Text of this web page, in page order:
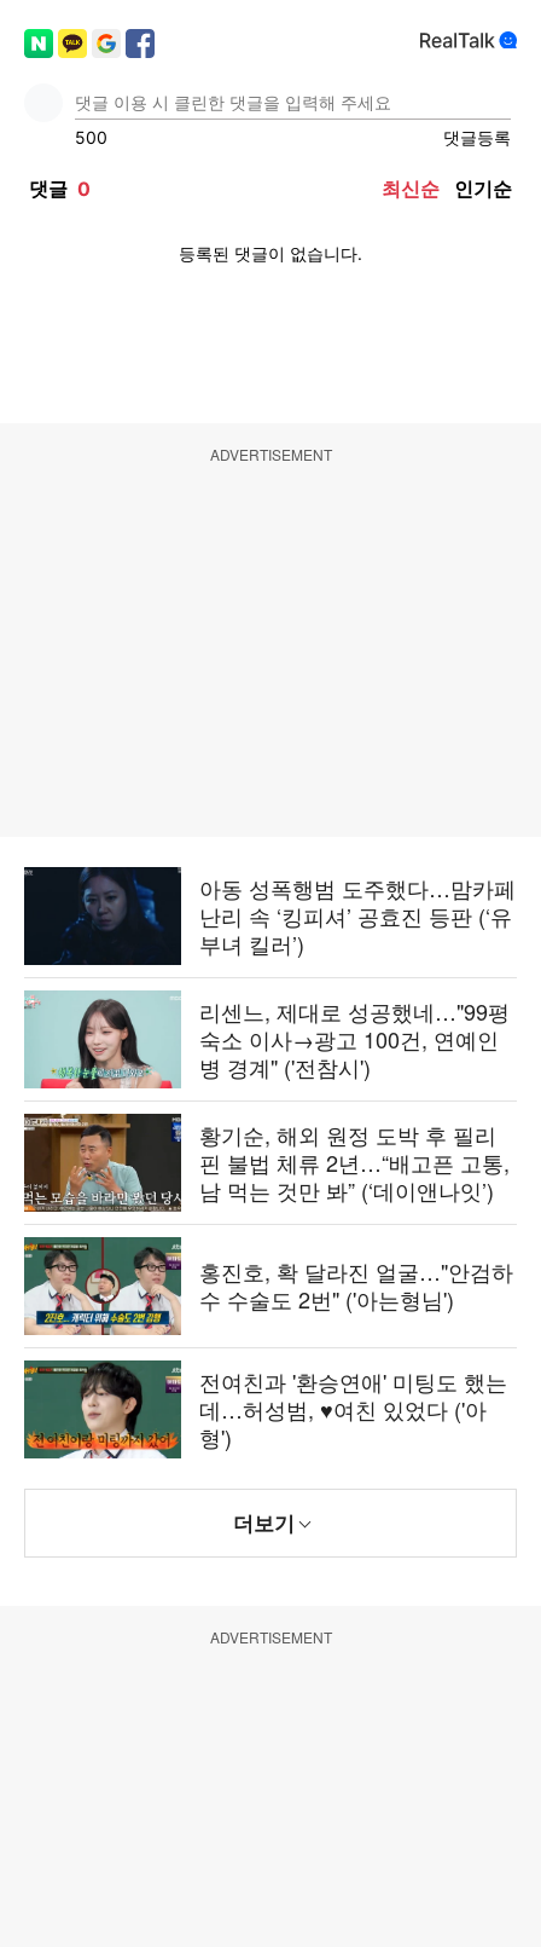
ADVERTISEMENT
아동 성폭행범 도주했다…맘카페
난리 속 ‘킹피셔’ 공효진 등판 (‘유
부녀 킬러’)
리센느, 제대로 성공했네…"99평
숙소 이사→광고 100건, 연예인
병 경계" ('전참시')
황기순, 해외 원정 도박 후 필리
핀 불법 체류 2년…“배고픈 고통,
남 먹는 것만 봐” (‘데이앤나잇’)
홍진호, 확 달라진 얼굴…"안검하
수 수술도 2번" ('아는형님')
전여친과 '환승연애' 미팅도 했는
데…허성범, ♥여친 있었다 ('아
형')
더보기
ADVERTISEMENT